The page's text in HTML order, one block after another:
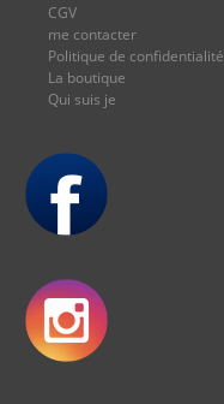
CGV
me contacter
Politique de confidentialité
La boutique
Qui suis je